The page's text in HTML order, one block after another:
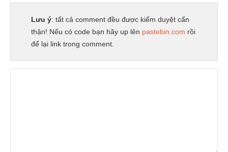
Lưu ý: tất cả comment đều được kiểm duyệt cẩn
thận! Nếu có code bạn hãy up lên pastebin.com rồi
để lại link trong comment.